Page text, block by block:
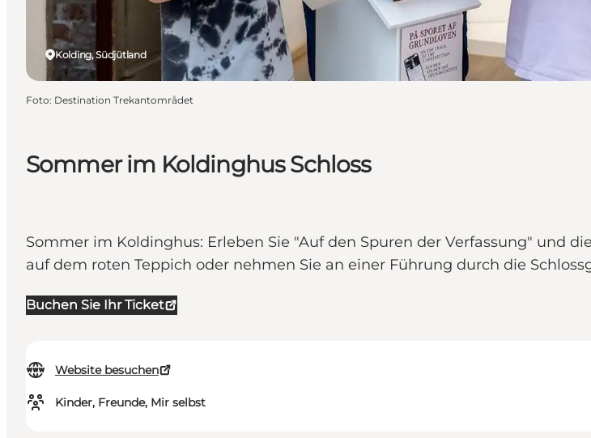
Sommer im Koldinghus Schloss
Sommer im Koldinghus: Erleben Sie "Auf den Spuren der Verfassung" und
auf dem roten Teppich oder nehmen Sie an einer Führung durch die
Buchen Sie Ihr Ticket
Website besuchen
Kinder, Freunde, Mir selbst
Kolding, Südjütland
Foto: Destination Trekantområdet